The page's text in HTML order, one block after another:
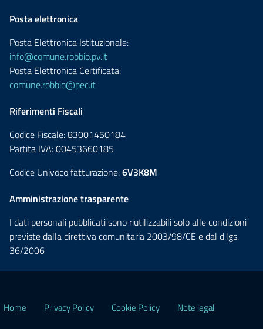
Posta elettronica
Posta Elettronica Istituzionale:
info@comune.robbio.pv.it
Posta Elettronica Certificata:
comune.robbio@pec.it
Riferimenti Fiscali
Codice Fiscale: 83001450184
Partita IVA: 00453660185
Codice Univoco fatturazione:6V3K8M
Amministrazione trasparente
I dati personali pubblicati sono riutilizzabili solo alle condizioni
previste dalla direttiva comunitaria 2003/98/CE e dal d.lgs.
36/2006
Home Privacy Policy Cookie Policy Note legali